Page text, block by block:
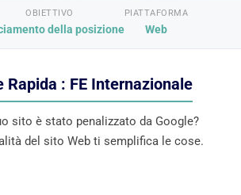
OBIETTIVO
della posizione
PIATTAFORMA
Web
Rapida : FE Internazionale
sito è stato penalizzato da Google?
del sito Web ti semplifica le cose.